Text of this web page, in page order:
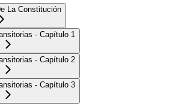
La Constitución
- Capítulo 1
- Capítulo 2
- Capítulo 3